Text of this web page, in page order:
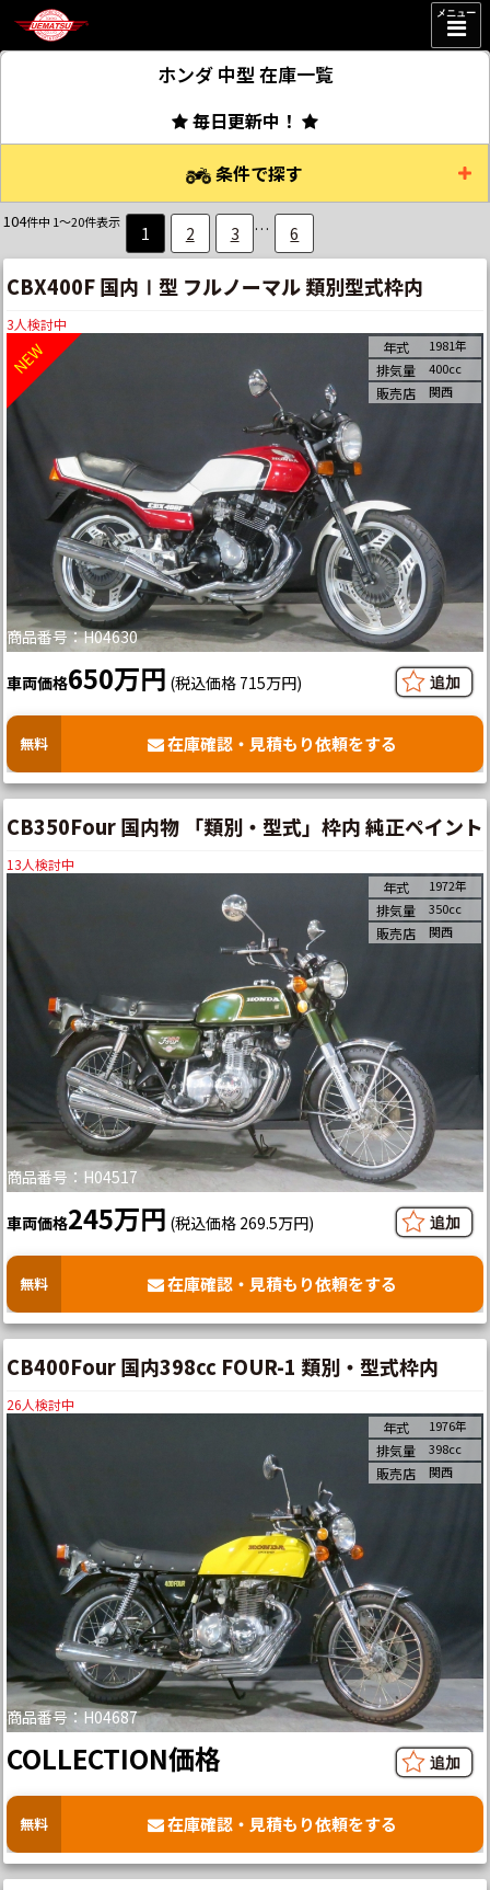
メニュー
ホンダ 中型在庫一覧
毎日更新中！
条件で探す
104件中 1～20件表示
1 2 3 … 6
CBX400F 国内Ⅰ型 フルノーマル 類別型式枠内
3人検討中
商品番号：H04630
年式 1981年
排気量 400cc
販売店 関西
車両価格650万円 (税込価格 715万円)
無料 在庫確認・見積もり依頼をする
CB350Four 国内物 「類別・型式」枠内 純正ペイント
13人検討中
商品番号：H04517
年式 1972年
排気量 350cc
販売店 関西
車両価格245万円 (税込価格 269.5万円)
無料 在庫確認・見積もり依頼をする
CB400Four 国内398cc FOUR-1 類別・型式枠内
26人検討中
商品番号：H04687
年式 1976年
排気量 398cc
販売店 関西
COLLECTION価格
無料 在庫確認・見積もり依頼をする